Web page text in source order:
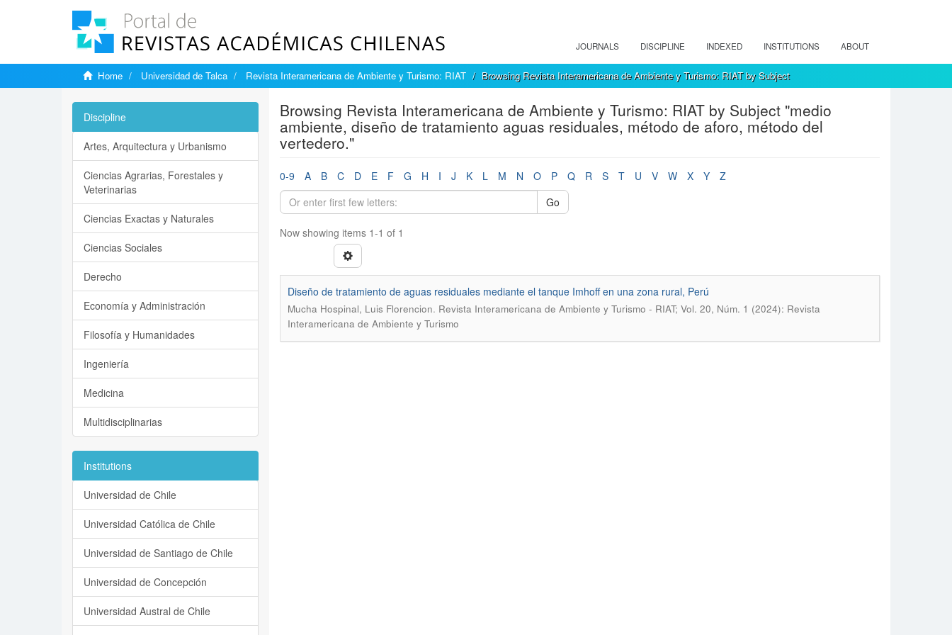
JOURNALS DISCIPLINE INDEXED INSTITUTIONS ABOUT
Home Universidad de Talca Revista Interamericana de Ambiente y Turismo: RIAT Browsing Revista Interamericana de Ambiente y Turismo: RIAT by Subject
Browsing Revista Interamericana de Ambiente y Turismo: RIAT by Subject "medio
ambiente, diseño de tratamiento aguas residuales, método de aforo, método del
vertedero."
0-9 A B C D E F G H I J K L M N O P Q R S T U V W X Y
Z
Go
Now showing items 1-1 of 1
Diseño de tratamiento de aguas residuales mediante el tanque Imhoff en una zona rural, Perú
Mucha Hospinal, Luis Florencion. Revista Interamericana de Ambiente y Turismo - RIAT; Vol. 20, Núm. 1 (2024): Revista
Interamericana de Ambiente y Turismo
Discipline
Artes, Arquitectura y Urbanismo
Ciencias Agrarias, Forestales y
Veterinarias
Ciencias Exactas y Naturales
Ciencias Sociales
Derecho
Economía y Administración
Filosofía y Humanidades
Ingeniería
Medicina
Multidisciplinarias
Institutions
Universidad de Chile
Universidad Católica de Chile
Universidad de Santiago de Chile
Universidad de Concepción
Universidad Austral de Chile